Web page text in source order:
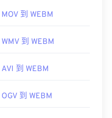
MOV 到 WEBM
WMV 到 WEBM
AVI 到 WEBM
OGV 到 WEBM